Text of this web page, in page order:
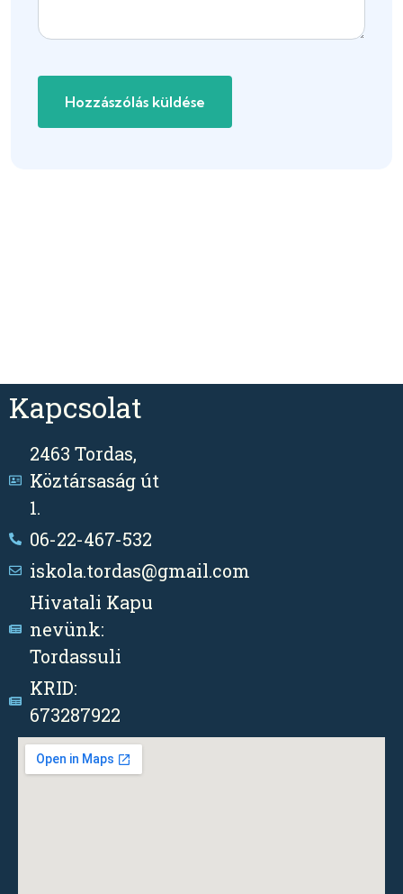
Kapcsolat
2463 Tordas,
Köztársaság út
1.
06-22-467-532
iskola.tordas@gmail.com
Hivatali Kapu
nevünk:
Tordassuli
KRID:
673287922